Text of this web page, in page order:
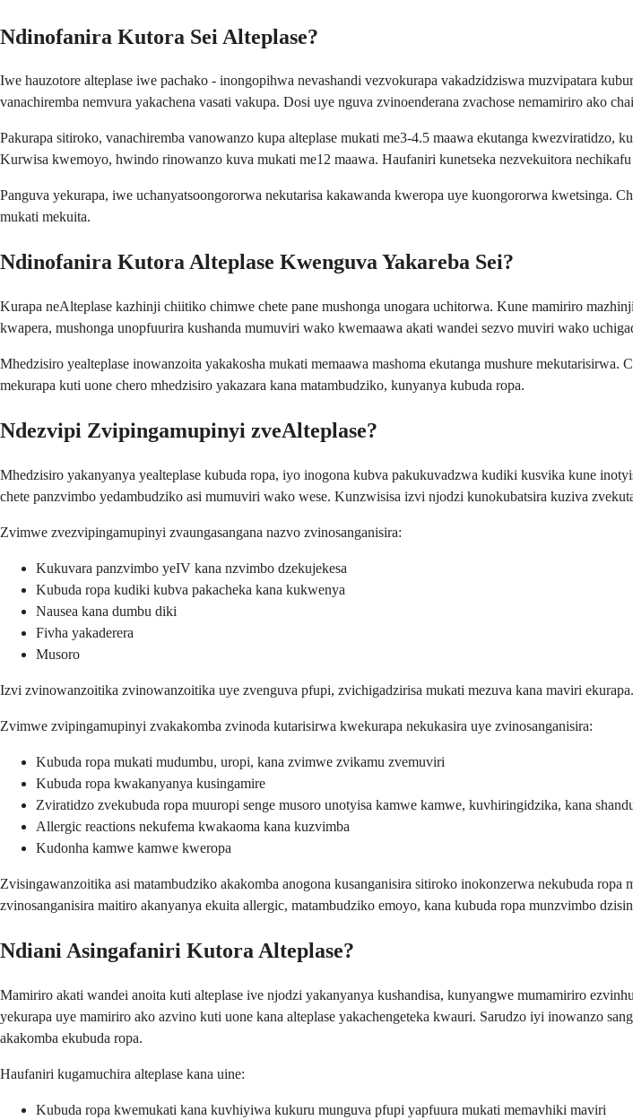
Ndinofanira Kutora Sei Alteplase?
Iwe hauzotore alteplase iwe pachako - inongopihwa nevashandi vezvokurapa vakadzidziswa muzvipatara
vanachiremba nemvura yakachena vasati vakupa. Dosi uye nguva zvinoenderana zvachose nemamiriro ako
Pakurapa sitiroko, vanachiremba vanowanzo kupa alteplase mukati me3-4.5 maawa ekutanga
Kurwisa kwemoyo, hwindo rinowanzo kuva mukati me12 maawa. Haufaniri kunetseka nezvekuitora
Panguva yekurapa, iwe uchanyatsoongororwa nekutarisa kakawanda kweropa uye kuongororwa kwetsinga.
mukati mekuita.
Ndinofanira Kutora Alteplase Kwenguva Yakareba Sei?
Kurapa neAlteplase kazhinji chiitiko chimwe chete pane mushonga unogara uchitorwa. Kune mamiriro
kwapera, mushonga unopfuurira kushanda mumuviri wako kwemaawa akati wandei sezvo muviri wako
Mhedzisiro yealteplase inowanzoita yakakosha mukati memaawa mashoma ekutanga mushure
mekurapa kuti uone chero mhedzisiro yakazara kana matambudziko, kunyanya kubuda ropa.
Ndezvipi Zvipingamupinyi zveAlteplase?
Mhedzisiro yakanyanya yealteplase kubuda ropa, iyo inogona kubva pakukuvadzwa kudiki kusvika kune
chete panzvimbo yedambudziko asi mumuviri wako wese. Kunzwisisa izvi njodzi kunokubatsira kuziva
Zvimwe zvezvipingamupinyi zvaungasangana nazvo zvinosanganisira:
Kukuvara panzvimbo yeIV kana nzvimbo dzekujekesa
Kubuda ropa kudiki kubva pakacheka kana kukwenya
Nausea kana dumbu diki
Fivha yakaderera
Musoro
Izvi zvinowanzoitika zvinowanzoitika uye zvenguva pfupi, zvichigadzirisa mukati mezuva kana maviri ekurapa.
Zvimwe zvipingamupinyi zvakakomba zvinoda kutarisirwa kwekurapa nekukasira uye zvinosanganisira:
Kubuda ropa mukati mudumbu, uropi, kana zvimwe zvikamu zvemuviri
Kubuda ropa kwakanyanya kusingamire
Zviratidzo zvekubuda ropa muuropi senge musoro unotyisa kamwe kamwe, kuvhiringidzika, kana
Allergic reactions nekufema kwakaoma kana kuzvimba
Kudonha kamwe kamwe kweropa
Zvisingawanzoitika asi matambudziko akakomba anogona kusanganisira sitiroko inokonzerwa nekubuda
zvinosanganisira maitiro akanyanya ekuita allergic, matambudziko emoyo, kana kubuda ropa munzvimbo
Ndiani Asingafaniri Kutora Alteplase?
Mamiriro akati wandei anoita kuti alteplase ive njodzi yakanyanya kushandisa, kunyangwe mumamiriro
yekurapa uye mamiriro ako azvino kuti uone kana alteplase yakachengeteka kwauri. Sarudzo iyi inowanzo
akakomba ekubuda ropa.
Haufaniri kugamuchira alteplase kana uine:
Kubuda ropa kwemukati kana kuvhiyiwa kukuru munguva pfupi yapfuura mukati memavhiki maviri